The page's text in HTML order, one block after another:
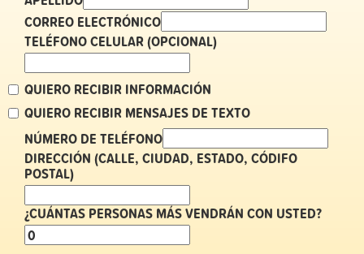
CORREO ELECTRÓNICO
TELÉFONO CELULAR (OPCIONAL)
QUIERO RECIBIR INFORMACIÓN
QUIERO RECIBIR MENSAJES DE TEXTO
NÚMERO DE TELÉFONO
DIRECCIÓN (CALLE, CIUDAD, ESTADO, CÓDIFO
POSTAL)
¿CUÁNTAS PERSONAS MÁS VENDRÁN CON USTED?